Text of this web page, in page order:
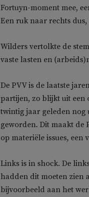
Fortuyn-moment mee,
Een ruk naar rechts
Wilders vertolkte de
vaste lasten en
De PVV is de laatste
partijen, zo blijkt uit een
twintig jaar geleden nog
geworden. Dit maakt de
op materiële issues, een
Links is in shock. De
hadden dit moeten zien
bijvoorbeeld aan het